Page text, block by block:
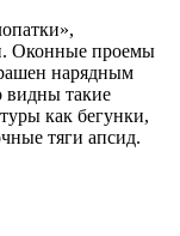
Оконные проемы
нарядным
видны такие
как бегунки,
тяги апсид.